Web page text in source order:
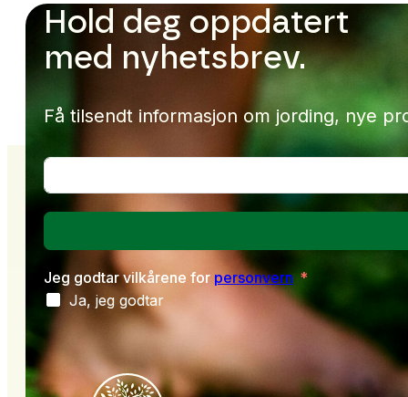
Hold deg oppdatert
med nyhetsbrev.
Få tilsendt informasjon om jording, nye
Jeg godtar vilkårene for personvern
Ja, jeg godtar
Alternative: